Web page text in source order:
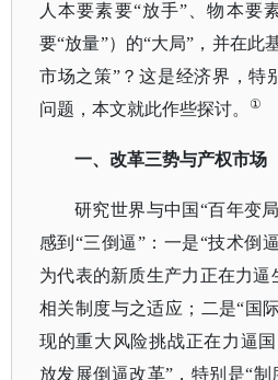
人本要素要“放手”、物本要
要“放量”）的“大局”，并在此
市场之策”？这是经济界，特
问题，本文就此作些探讨。
①
一、改革三势与产权市场
研究世界与中国 “百年变
感到“三倒逼”：一是“技术
为代表的新质生产力正在力
相关制度与之适应；二是“国
现的重大风险挑战正在力逼
放发展倒逼改革”，特别是“制